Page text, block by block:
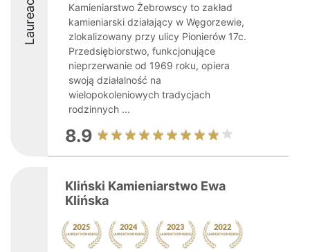
Laureaci
Kamieniarstwo Żebrowscy to zakład
kamieniarski działający w Węgorzewie,
zlokalizowany przy ulicy Pionierów 17c.
Przedsiębiorstwo, funkcjonujące
nieprzerwanie od 1969 roku, opiera
swoją działalność na
wielopokoleniowych tradycjach
rodzinnych ...
8.9
Kliński Kamieniarstwo Ewa
Klińska